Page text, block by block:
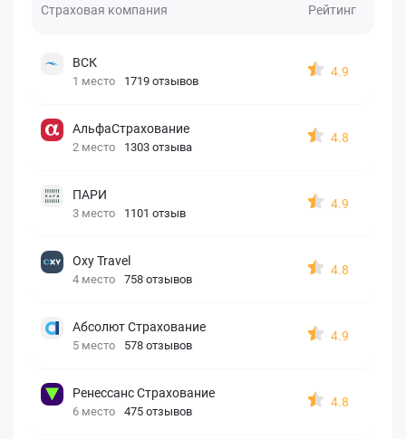
Страховая компания Рейтинг
ВСК
1 место 1719 отзывов
4.9
АльфаСтрахование
2 место 1303 отзыва
4.8
ПАРИ
3 место 1101 отзыв
4.9
Oxy Travel
4 место 758 отзывов
4.8
Абсолют Страхование
5 место 578 отзывов
4.9
Ренессанс Страхование
6 место 475 отзывов
4.8